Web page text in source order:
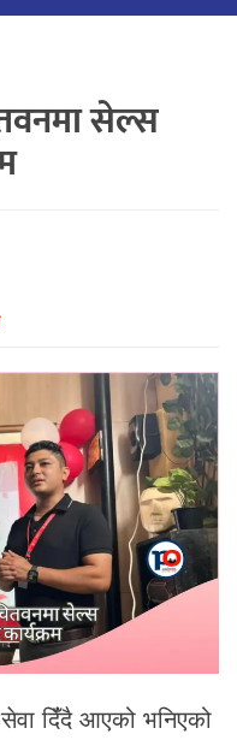
सेल्स
दिंँदै आएको भनिएको